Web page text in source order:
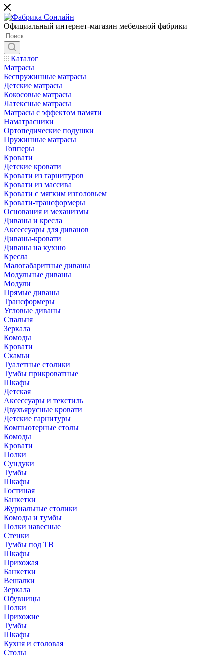
Официальный интернет-магазин мебельной фабрики
Каталог
Матрасы
Беспружинные матрасы
Детские матрасы
Кокосовые матрасы
Латексные матрасы
Матрасы с эффектом памяти
Наматрасники
Ортопедические подушки
Пружинные матрасы
Топперы
Кровати
Детские кровати
Кровати из гарнитуров
Кровати из массива
Кровати с мягким изголовьем
Кровати-трансформеры
Основания и механизмы
Диваны и кресла
Аксессуары для диванов
Диваны-кровати
Диваны на кухню
Кресла
Малогабаритные диваны
Модульные диваны
Модули
Прямые диваны
Трансформеры
Угловые диваны
Спальня
Зеркала
Комоды
Кровати
Скамьи
Туалетные столики
Тумбы прикроватные
Шкафы
Детская
Аксессуары и текстиль
Двухъярусные кровати
Детские гарнитуры
Компьютерные столы
Комоды
Кровати
Полки
Сундуки
Тумбы
Шкафы
Гостиная
Банкетки
Журнальные столики
Комоды и тумбы
Полки навесные
Стенки
Тумбы под ТВ
Шкафы
Прихожая
Банкетки
Вешалки
Зеркала
Обувницы
Полки
Прихожие
Тумбы
Шкафы
Кухня и столовая
Столы